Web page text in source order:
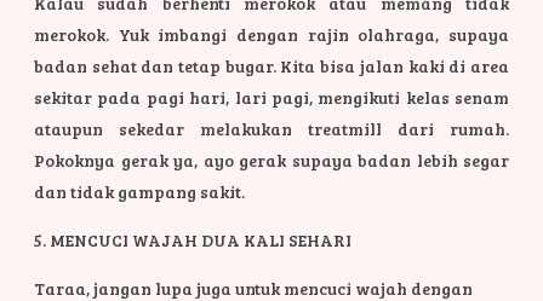
merokok. Yuk imbangi dengan rajin olahraga, supaya
badan sehat dan tetap bugar. Kita bisa jalan kaki di area
sekitar pada pagi hari, lari pagi, mengikuti kelas senam
ataupun sekedar melakukan treatmill dari rumah.
Pokoknya gerak ya, ayo gerak supaya badan lebih segar
dan tidak gampang sakit.
5. MENCUCI WAJAH DUA KALI SEHARI
Taraa, jangan lupa juga untuk mencuci wajah dengan